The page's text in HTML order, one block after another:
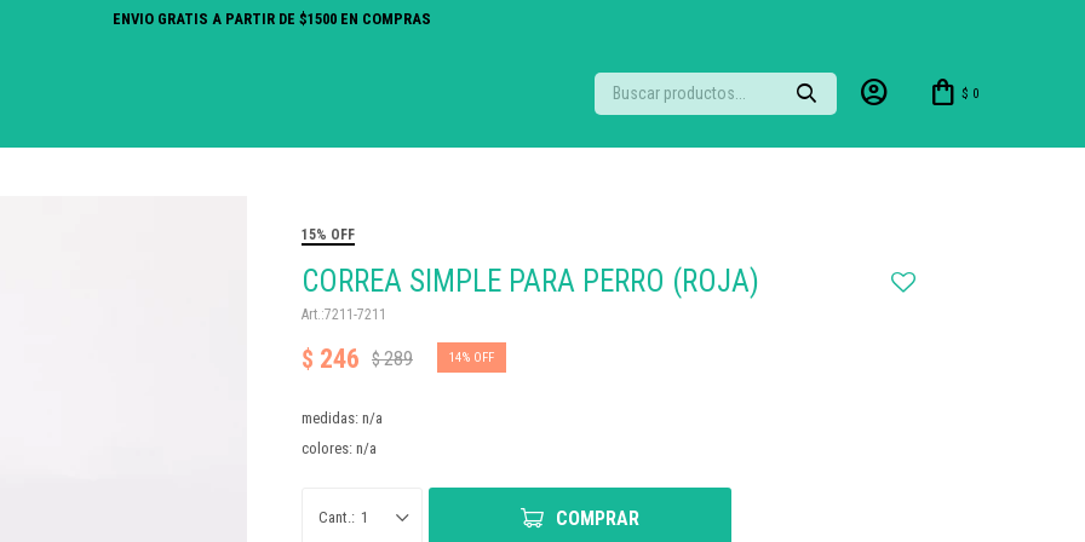
ENVIO GRATIS A PARTIR DE $1500 EN COMPRAS
$ 0
15% OFF
CORREA SIMPLE PARA PERRO (ROJA)
7211-7211
$ 246 $289 14
medidas: n/a
colores: n/a
1 COMPRAR